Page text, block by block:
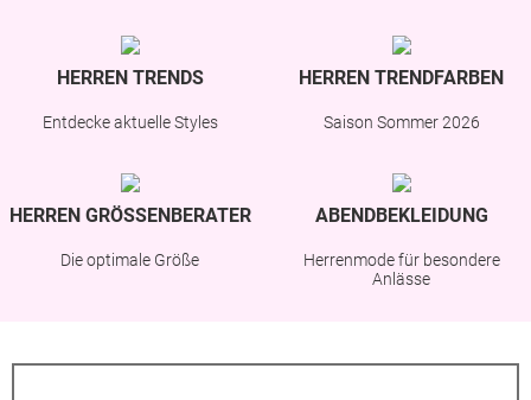
HERREN TRENDS
Entdecke aktuelle Styles
HERREN TRENDFARBEN
Saison Sommer 2026
HERREN GRÖSSENBERATER
Die optimale Größe
ABENDBEKLEIDUNG
Herrenmode für besondere
Anlässe